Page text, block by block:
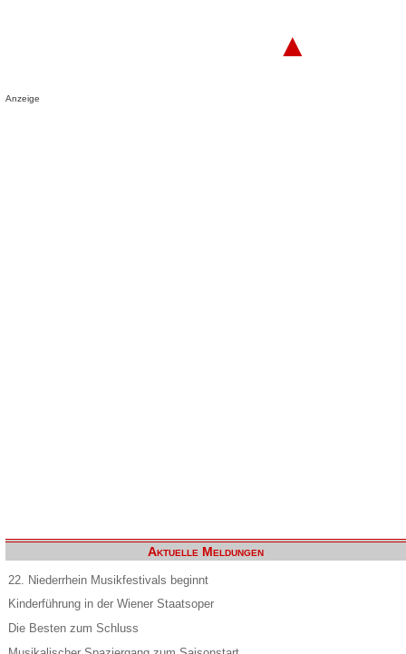
▲
Anzeige
Aktuelle Meldungen
22. Niederrhein Musikfestivals beginnt
Kinderführung in der Wiener Staatsoper
Die Besten zum Schluss